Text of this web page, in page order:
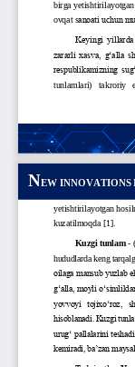
Onlayn